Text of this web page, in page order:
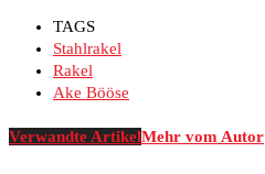
TAGS
Stahlrakel
Rakel
Ake Bööse
Verwandte ArtikelMehr vom Autor